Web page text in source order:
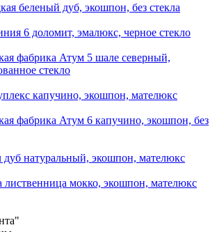
беленый дуб, экошпон, без стекла
6 доломит, эмалюкс, черное стекло
фабрика Атум 5 шале северный,
стекло
капучино, экошпон, мателюкс
фабрика Атум 6 капучино, экошпон, без
дуб натуральный, экошпон, мателюкс
лиственница мокко, экошпон, мателюкс